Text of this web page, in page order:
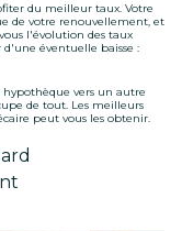
du meilleur taux. Votre
de votre renouvellement, et
l'évolution des taux
d'une éventuelle baisse :
hypothèque vers un autre
de tout. Les meilleurs
peut vous les obtenir.